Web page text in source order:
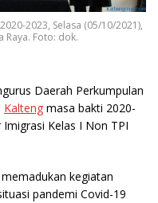
2023, Selasa (05/10/2021),
Raya. Foto: dok.
Daerah Perkumpulan
Kalteng masa bakti 2020-
Kelas I Non TPI
kegiatan
pandemi Covid-19